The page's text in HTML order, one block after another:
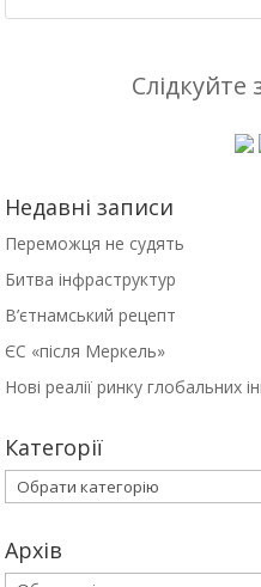
Недавні записи
Переможця не судять
Битва інфраструктур
В’єтнамський рецепт
ЄС «після Меркель»
Нові реалії ринку глобальних
Категорії
Категорії
Архів